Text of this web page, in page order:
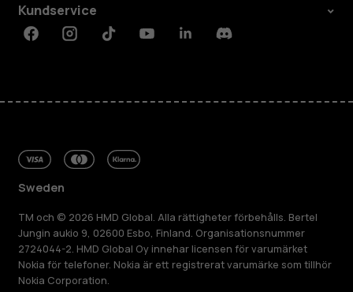
Kundservice
FacebookInstagramTiktokYoutubeLinkedinDiscord
Sweden
TM och © 2026 HMD Global. Alla rättigheter förbehålls. Bertel
Jungin aukio 9, 02600 Esbo, Finland. Organisationsnummer
2724044-2. HMD Global Oy innehar licensen för varumärket
Nokia för telefoner. Nokia är ett registrerat varumärke som tillhör
Nokia Corporation.